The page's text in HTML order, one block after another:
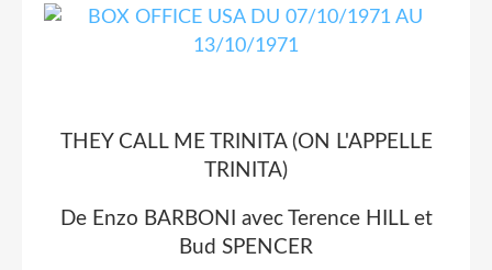
THEY CALL ME TRINITA (ON L'APPELLE
TRINITA)
De Enzo BARBONI avec Terence HILL et
Bud SPENCER